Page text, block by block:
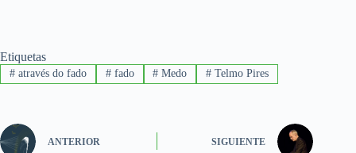
Etiquetas
#através do fado #fado # Medo # Telmo Pires
ANTERIOR SIGUIENTE